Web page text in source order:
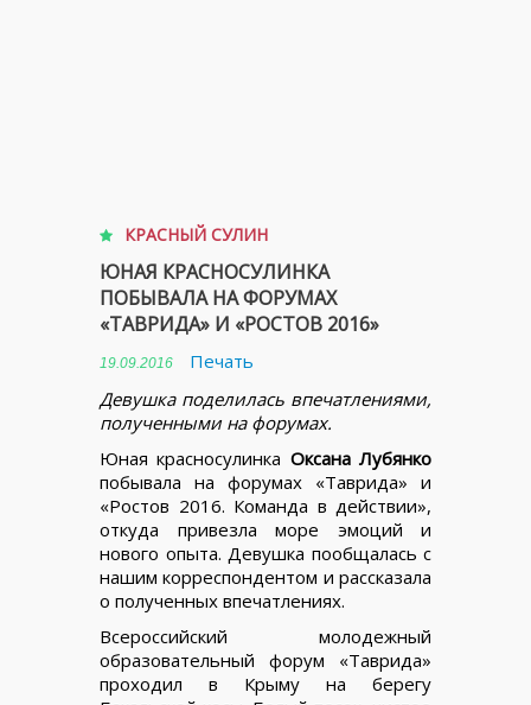
КРАСНЫЙ СУЛИН
ЮНАЯ КРАСНОСУЛИНКА
ПОБЫВАЛА НА ФОРУМАХ
«ТАВРИДА» И «РОСТОВ 2016»
19.09.2016
Печать
Девушка поделилась впечатлениями,
полученными на форумах.
Юная красносулинка Оксана Лубянко
побывала на форумах «Таврида» и
«Ростов 2016. Команда в действии»,
откуда привезла море эмоций и
нового опыта. Девушка пообщалась с
нашим корреспондентом и рассказала
о полученных впечатлениях.
Всероссийский молодежный
образовательный форум «Таврида»
проходил в Крыму на берегу